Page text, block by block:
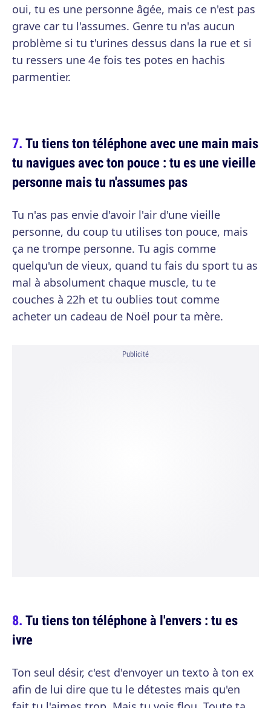
oui, tu es une personne âgée, mais ce n'est pas
grave car tu l'assumes. Genre tu n'as aucun
problème si tu t'urines dessus dans la rue et si
tu ressers une 4e fois tes potes en hachis
parmentier.
Tu tiens ton téléphone avec une main mais
tu navigues avec ton pouce : tu es une vieille
personne mais tu n'assumes pas
Tu n'as pas envie d'avoir l'air d'une vieille
personne, du coup tu utilises ton pouce, mais
ça ne trompe personne. Tu agis comme
quelqu'un de vieux, quand tu fais du sport tu as
mal à absolument chaque muscle, tu te
couches à 22h et tu oublies tout comme
acheter un cadeau de Noël pour ta mère.
Publicité
Tu tiens ton téléphone à l'envers : tu es
ivre
Ton seul désir, c'est d'envoyer un texto à ton ex
afin de lui dire que tu le détestes mais qu'en